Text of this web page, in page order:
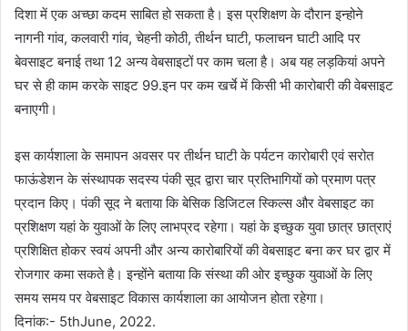
दिशा में एक अच्छा कदम साबित हो सकता है। इस प्रशिक्षण के दौरान इन्होने
नागनी गांव, कलवारी गांव, चेहनी कोठी, तीर्थन घाटी, फलाचन घाटी आदि पर
बेवसाइट बनाई तथा 12 अन्य वेबसाइटों पर काम चला है। अब यह लड़कियां अपने
घर से ही काम करके साइट 99.इन पर कम खर्चे में किसी भी कारोबारी की वेबसाइट
बनाएगी।
इस कार्यशाला के समापन अवसर पर तीर्थन घाटी के पर्यटन कारोबारी एवं सरोत
फाऊंडेशन के संस्थापक सदस्य पंकी सूद द्वारा चार प्रतिभागियों को प्रमाण पत्र
प्रदान किए। पंकी सूद ने बताया कि बेसिक डिजिटल स्किल्स और वेबसाइट का
प्रशिक्षण यहां के युवाओं के लिए लाभप्रद रहेगा। यहां के इच्छुक युवा छात्र छात्राएं
प्रशिक्षित होकर स्वयं अपनी और अन्य कारोबारियों की वेबसाइट बना कर घर द्वार में
रोजगार कमा सकते है। इन्होंने बताया कि संस्था की ओर इच्छुक युवाओं के लिए
समय समय पर वेबसाइट विकास कार्यशाला का आयोजन होता रहेगा।
दिनांक:- 5thJune, 2022.